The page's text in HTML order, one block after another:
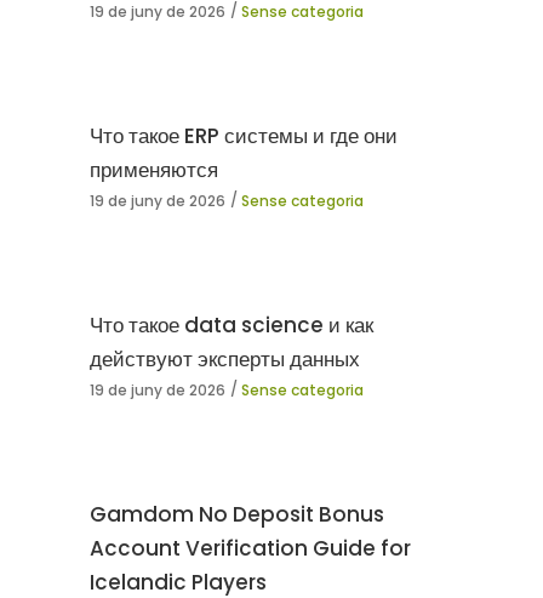
19 de juny de 2026 Sense categoria
Что такое ERP системы и где они
применяются
19 de juny de 2026 Sense categoria
Что такое data science и как
действуют эксперты данных
19 de juny de 2026 Sense categoria
Gamdom No Deposit Bonus
Account Verification Guide for
Icelandic Players